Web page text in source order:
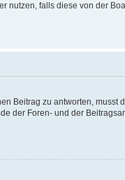
falls diese von der
Beitrag zu antworten,
Foren- und der